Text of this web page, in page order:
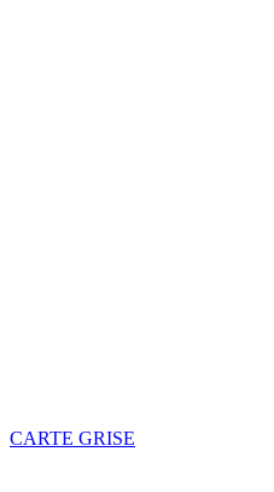
CARTE GRISE